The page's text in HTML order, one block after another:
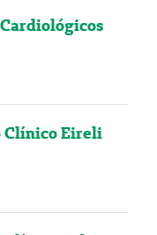
Clínico Eireli